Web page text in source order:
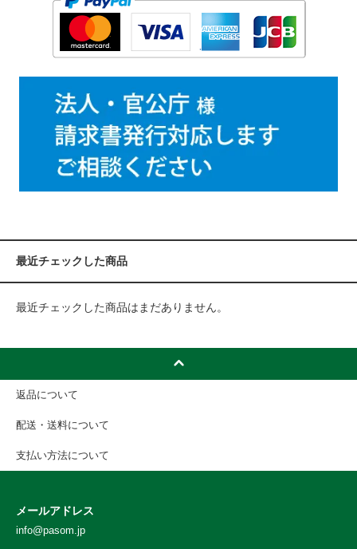
最近チェックした商品
最近チェックした商品はまだありません。
返品について
配送・送料について
支払い方法について
メールアドレス
info@pasom.jp